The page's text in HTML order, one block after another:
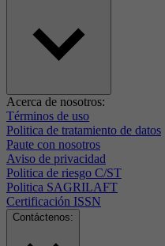
Acerca de nosotros:
Términos de uso
Politica de tratamiento de datos
Paute con nosotros
Aviso de privacidad
Politica de riesgo C/ST
Politica SAGRILAFT
Certificación ISSN
Contáctenos: